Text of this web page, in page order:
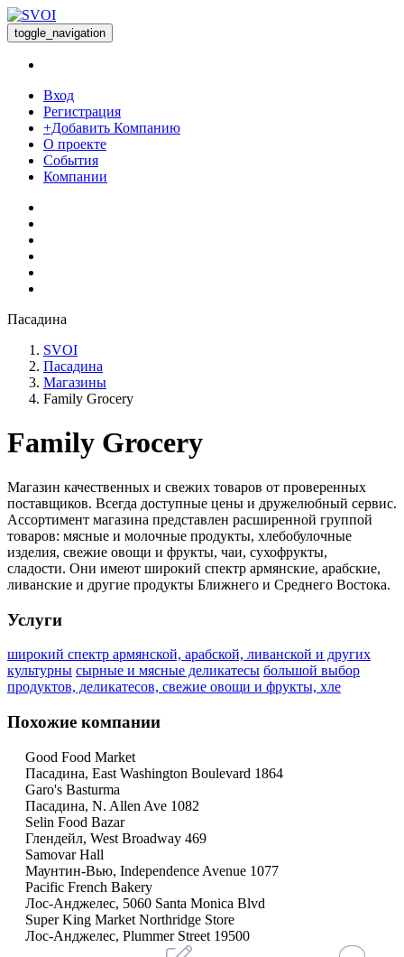
toggle_navigation
Вход
Регистрация
+Добавить Компанию
О проекте
События
Компании
Пасадина
SVOI
Пасадина
Магазины
Family Grocery
Family Grocery
Магазин качественных и свежих товаров от проверенных
поставщиков. Всегда доступные цены и дружелюбный сервис.
Ассортимент магазина представлен расширенной группой
товаров: мясные и молочные продукты, хлебобулочные
изделия, свежие овощи и фрукты, чаи, сухофрукты,
сладости. Они имеют широкий спектр армянские, арабские,
ливанские и другие продукты Ближнего и Среднего Востока.
Услуги
широкий спектр армянской, арабской, ливанской и других
культурны сырные и мясные деликатесы большой выбор
продуктов, деликатесов, свежие овощи и фрукты, хле
Похожие компании
Good Food Market
Пасадина, East Washington Boulevard 1864
Garo's Basturma
Пасадина, N. Allen Ave 1082
Selin Food Bazar
Глендейл, West Broadway 469
Samovar Hall
Маунтин-Вью, Independence Avenue 1077
Pacific French Bakery
Лос-Анджелес, 5060 Santa Monica Blvd
Super King Market Northridge Store
Лос-Анджелес, Plummer Street 19500